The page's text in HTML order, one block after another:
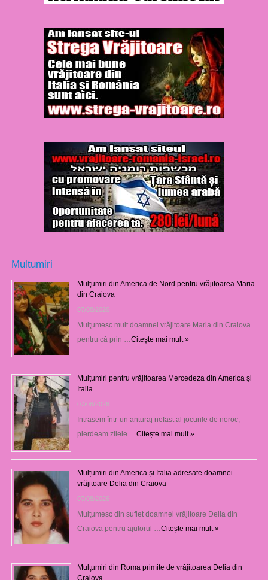
Multumiri
Mulţumiri din America de Nord pentru vrăjitoarea Maria
din Craiova
07/08/2026
Mulţumesc mult doamnei vrăjitoare Maria din Craiova
pentru că prin … Citește mai mult »
Mulțumiri pentru vrăjitoarea Mercedeza din America și
Italia
07/08/2026
Intrasem într-un anturaj nefast al jocurile de noroc,
pierdeam zilele … Citește mai mult »
Mulțumiri din America și Italia adresate doamnei
vrăjitoare Delia din Craiova
07/08/2026
Mulţumesc din suflet doamnei vrăjitoare Delia din
Craiova pentru ajutorul … Citește mai mult »
Mulţumiri din Roma primite de vrăjitoarea Delia din
Craiova